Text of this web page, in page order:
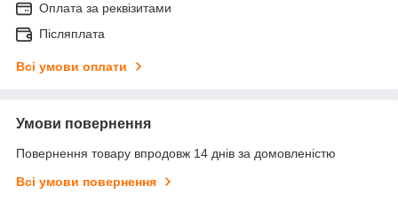
Оплата за реквізитами
Післяплата
Всі умови оплати
Умови повернення
Повернення товару впродовж 14 днів за домовленістю
Всі умови повернення